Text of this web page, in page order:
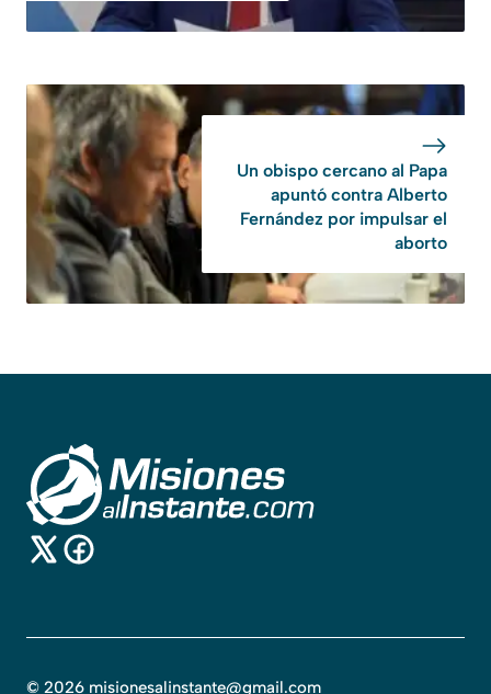
Un obispo cercano al Papa
apuntó contra Alberto
Fernández por impulsar el
aborto
© 2026 misionesalinstante@gmail.com